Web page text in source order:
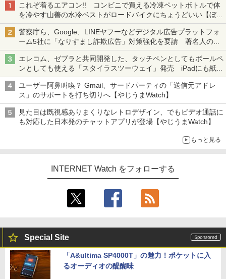
これぞ着るエアコン!! コンビニで買える冷凍ペットボトルで体
を冷やす山善の水冷ベストがロードバイクにちょうどいい【ぼっ
ち・ざ・ろーど！その14】【空いた時間でなにしてる？】
警察庁ら、Google、LINEヤフーなどデジタル広告プラットフォ
ーム5社に「なりすまし詐欺広告」対策強化を要請 著名人の写
真や映像を使った投資詐欺などへの対策として
エレコム、ゼブラと共同開発した、タッチペンとしてもボールペ
ンとしても使える「スタイラスツーウェイ」発売 iPadにも紙に
も、持ち替えずに書き込める
ユーザー阿鼻叫喚？ Gmail、サードパーティの「送信元アドレ
ス」のサポートを打ち切りへ【やじうまWatch】
見た目は既視感ありまくりなレトロデザイン、でもビデオ通話に
も対応した日本発のチャットアプリが登場【やじうまWatch】
もっと見る
INTERNET Watch をフォローする
Special Site
「A&ultima SP4000T」の魅力！ポケットに入
るオーディオの醍醐味